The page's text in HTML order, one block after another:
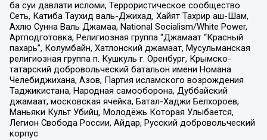
ба суи давлати исломи, Террористическое сообщество
Сеть, Катиба Таухид валь-Джихад, Хайят Тахрир аш-Шам,
Ахлю Сунна Валь Джамаа, National Socialism/White Power,
Артподготовка, Религиозная группа “Джамаат “Красный
пахарь”, Колумбайн, Хатлонский джамаат, Мусульманская
религиозная группа п. Кушкуль г. Оренбург, Крымско-
татарский добровольческий батальон имени Номана
Челебиджихана, Азов, Партия исламского возрождения
Таджикистана, Народная самооборона, Дуббайский
джамаат, московская ячейка, Батал-Хаджи Белхороев,
Маньяки Культ Убийц, Молодёжь Которая Улыбается,
Легион Свобода России, Айдар, Русский добровольческий
корпус